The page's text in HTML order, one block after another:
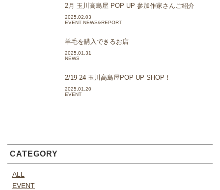
2月 玉川高島屋 POP UP 参加作家さんご紹介
2025.02.03
EVENT NEWS&REPORT
羊毛を購入できるお店
2025.01.31
NEWS
2/19-24 玉川高島屋POP UP SHOP！
2025.01.20
EVENT
CATEGORY
ALL
EVENT